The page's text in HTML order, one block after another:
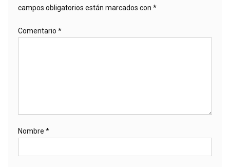
campos obligatorios están marcados con *
Comentario *
Nombre *